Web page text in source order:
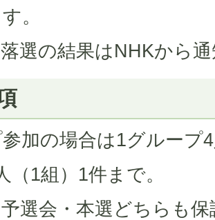
。
選の結果はNHKから
加の場合は1グループ
（1組）1件まで。
選会・本選どちらも